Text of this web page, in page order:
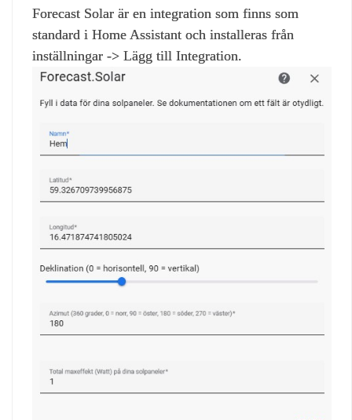
Forecast Solar är en integration som finns som
standard i Home Assistant och installeras från
inställningar -> Lägg till Integration.